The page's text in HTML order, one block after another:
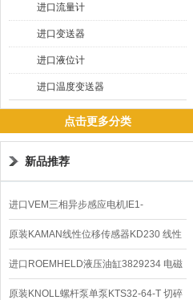
进口流量计
进口变送器
进口液位计
进口温度变送器
点击更多分类
新品推荐
进口VEM三相异步感应电机IE1-
K21R80G4马达
原装KAMAN线性位移传感器KD230 线性
编码器
进口ROEMHELD液压油缸3829234 电磁
阀定位器
原装KNOLL螺杆泵单泵KTS32-64-T 切碎